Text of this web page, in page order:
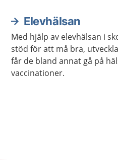
Elevhälsan
Med hjälp av elevhälsan i
stöd för att må bra,
får de bland annat gå på
vaccinationer.